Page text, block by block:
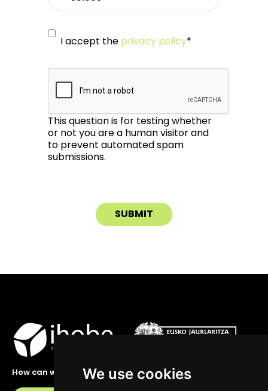
We use cookies
I accept the privacy policy*
This question is for testing whether
or not you are a human visitor and
to prevent automated spam
submissions.
How can we help you?